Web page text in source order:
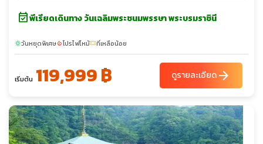
event_availableพีเรียดเดินทาง วันเฉลิมพระชนมพรรษา พระบรมราชินี
sunnyวันหยุดพิเศษlocal_fire_departmentโปรไฟไหม้confirmation_numberที่เหลือน้อย
เริ่มต้น 119,999 ฿ ดูรายละเอียดarrow_forward